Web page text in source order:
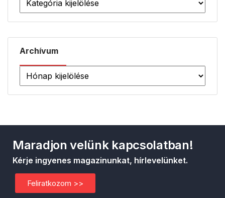
Archívum
Maradjon velünk kapcsolatban!
Kérje ingyenes magazinunkat, hírlevelünket.
Feliratkozom >>